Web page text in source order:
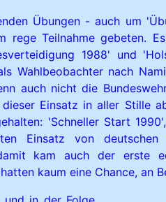
Übungen - auch um
rege Teilnahme gebeten.
1988' und
Wahlbeobachter nach
auch nicht die
Einsatz in aller Stille
'Schneller Start
Einsatz von deutschen
kam auch der erste
kaum eine Chance, an